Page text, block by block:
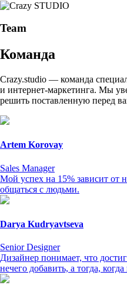
Team
Команда
Crazy.studio — команда
и интернет-маркетинга. Мы
решить поставленную перед
Artem Korovay
Sales Manager
Мой успех на 15% зависит от
общаться с людьми.
Darya Kudryavtseva
Senior Designer
Дизайнер понимает, что
нечего добавить, а тогда,